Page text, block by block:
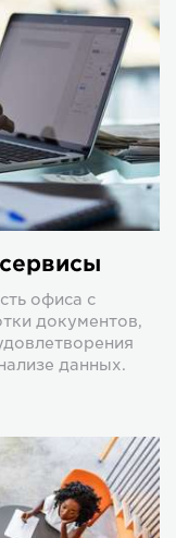
офиса с
документов,
данных.